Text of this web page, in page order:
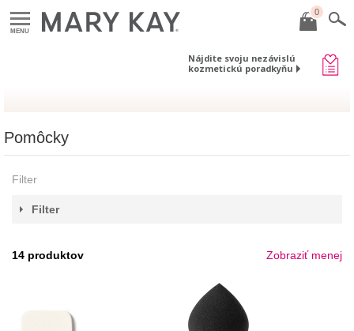
MENU
0
Nájdite svoju nezávislú
kozmetickú poradkyňu
Pomôcky
Filter
Filter
14 produktov Zobraziť menej